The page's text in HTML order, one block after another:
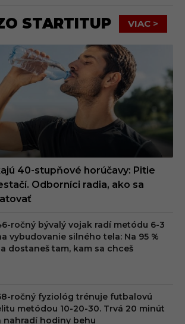
STARTITUP VIAC >
40-stupňové horúčavy: Pitie
Odborníci radia, ako sa
ročný bývalý vojak radí metódu 6-3
vybudovanie silného tela: Na 95 %
dostaneš tam, kam sa chceš
ročný fyziológ trénuje futbalovú
metódou 10-20-30. Trvá 20 minút
nahradí hodiny behu